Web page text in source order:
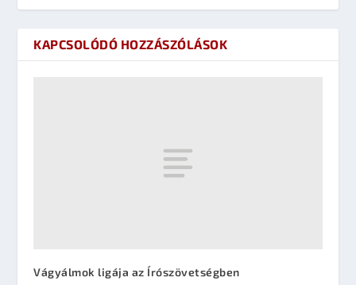
KAPCSOLÓDÓ HOZZÁSZÓLÁSOK
Vágyálmok ligája az Írószövetségben